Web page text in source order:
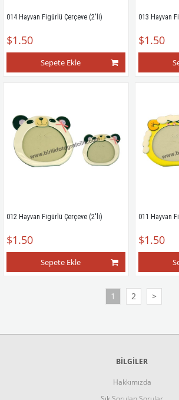
014 Hayvan Figürlü Çerçeve (2'li)
$1.50
Sepete Ekle
013 Hayvan
$1.50
012 Hayvan Figürlü Çerçeve (2'li)
$1.50
Sepete Ekle
011 Hayvan
$1.50
1 2 >
BİLGİLER
Hakkımızda